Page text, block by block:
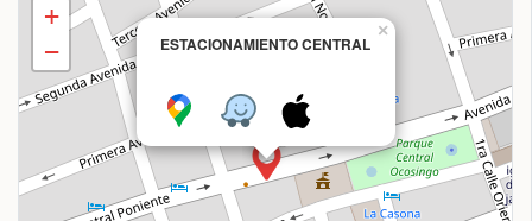
ESTACIONAMIENTO CENTRAL
×
+
−